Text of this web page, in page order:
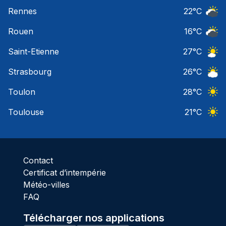
Rennes
22°C
Rouen
16°C
Saint-Etienne
27°C
Strasbourg
26°C
Toulon
28°C
Toulouse
21°C
Contact
Certificat d’intempérie
Météo-villes
FAQ
Télécharger nos applications